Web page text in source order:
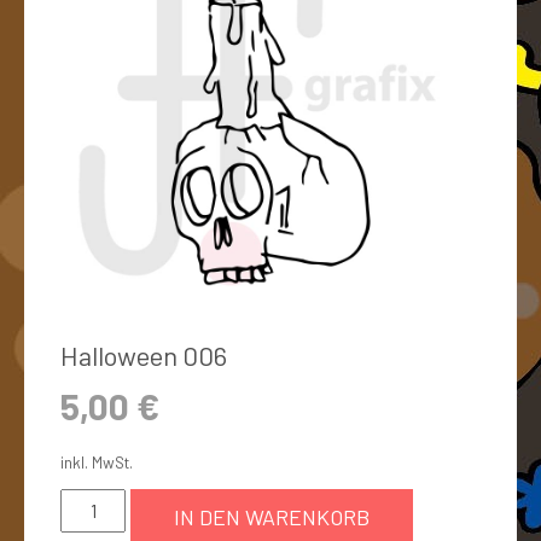
Halloween 006
5,00 €
inkl. MwSt.
IN DEN WARENKORB